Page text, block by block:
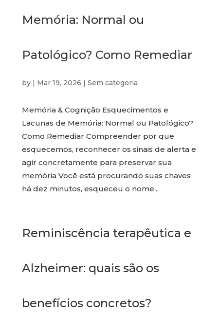
Memória: Normal ou
Patológico? Como Remediar
by | Mar 19, 2026 | Sem categoria
Memória & Cognição Esquecimentos e
Lacunas de Memória: Normal ou Patológico?
Como Remediar Compreender por que
esquecemos, reconhecer os sinais de alerta e
agir concretamente para preservar sua
memória Você está procurando suas chaves
há dez minutos, esqueceu o nome...
Reminiscência terapêutica e
Alzheimer: quais são os
benefícios concretos?